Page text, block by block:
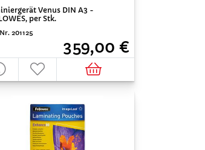
Venus DIN A3 -
per Stk.
201125
359,00 €